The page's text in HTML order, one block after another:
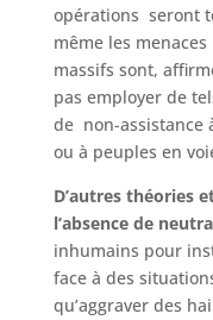
opérations seront
même les
massifs sont,
pas employer de
de non-assistance
ou à peuples en
D’autres théories
l’absence de
inhumains pour
face à des
qu’aggraver des